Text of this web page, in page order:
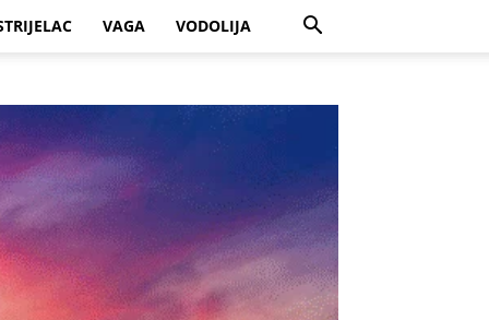
VAGA VODOLIJA